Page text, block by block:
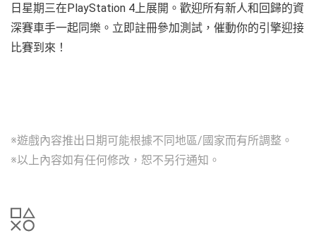
日星期三在PlayStation 4上展開。歡迎所有新人和回歸的資
深賽車手一起同樂。立即註冊參加測試，催動你的引擎迎接
比賽到來！
※遊戲內容推出日期可能根據不同地區/國家而有所調整。
※以上內容如有任何修改，恕不另行通知。